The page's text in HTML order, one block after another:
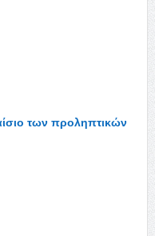
των προληπτικών